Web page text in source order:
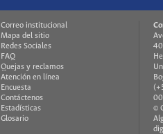
Correo institucional
Mapa del sitio
Redes Sociales
FAQ
Quejas y reclamos
Atención en línea
Encuesta
Contáctenos
Estadísticas
Glosario
©